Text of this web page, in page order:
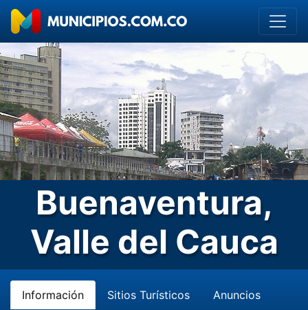
Buenaventura,
Valle del Cauca
Información Sitios Turísticos Anuncios